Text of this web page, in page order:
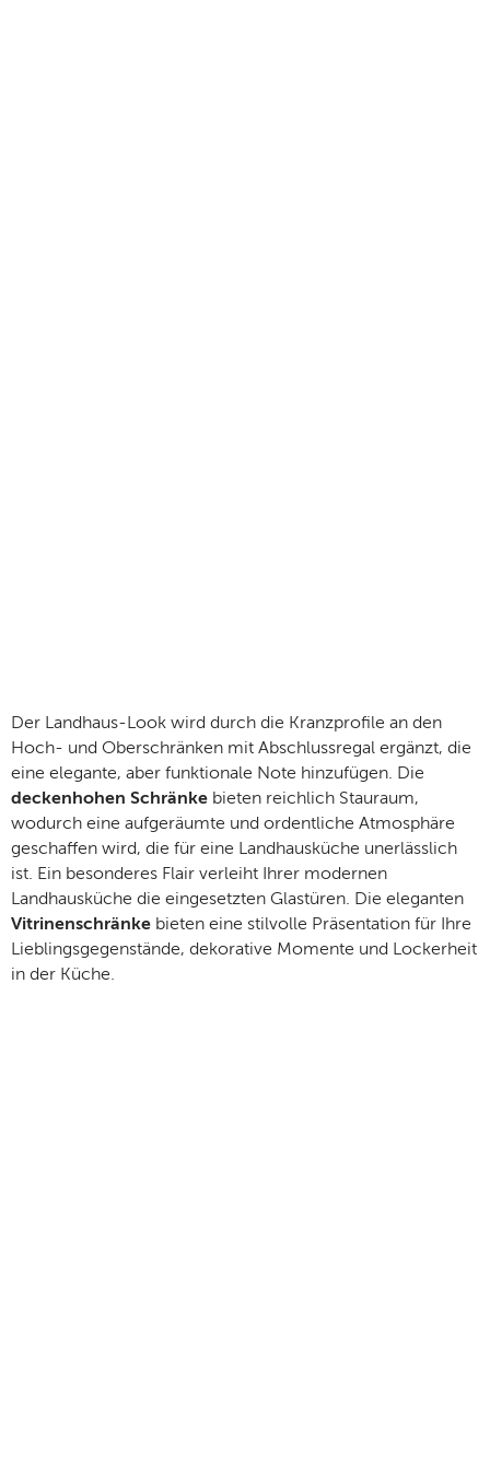
Der Landhaus-Look wird durch die Kranzprofile an den
Hoch- und Oberschränken mit Abschlussregal ergänzt, die
eine elegante, aber funktionale Note hinzufügen. Die
deckenhohen Schränke bieten reichlich Stauraum,
wodurch eine aufgeräumte und ordentliche Atmosphäre
geschaffen wird, die für eine Landhausküche unerlässlich
ist. Ein besonderes Flair verleiht Ihrer modernen
Landhausküche die eingesetzten Glastüren. Die eleganten
Vitrinenschränke bieten eine stilvolle Präsentation für Ihre
Lieblingsgegenstände, dekorative Momente und Lockerheit
in der Küche.